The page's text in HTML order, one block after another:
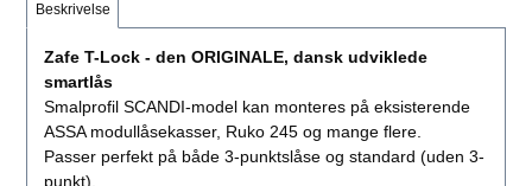
Beskrivelse
Zafe T-Lock - den ORIGINALE, dansk udviklede
smartlås
Smalprofil SCANDI-model kan monteres på eksisterende
ASSA modullåsekasser, Ruko 245 og mange flere.
Passer perfekt på både 3-punktslåse og standard (uden 3-
punkt).